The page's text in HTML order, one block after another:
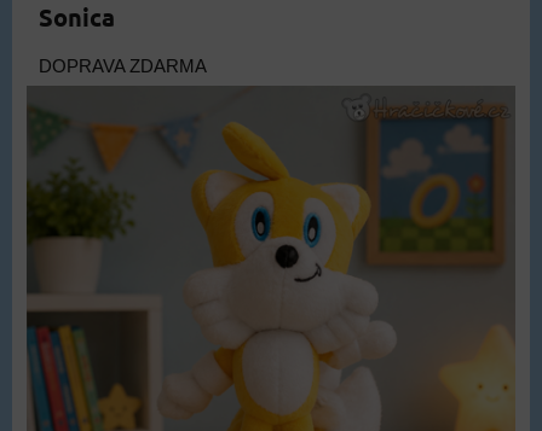
Sonica
DOPRAVA ZDARMA